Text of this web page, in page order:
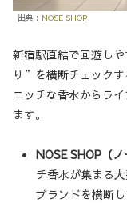
出典： NOSE SHOP
新宿駅直結で回遊し
り”を横断チェックす
ニッチな香水からラ
ます。
NOSE SHOP（
チ香水が集まる
ブランドを横断